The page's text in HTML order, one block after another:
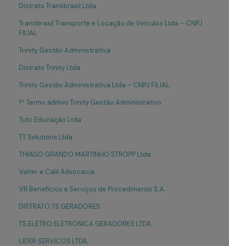
Distrato Transbrasil Ltda
Transbrasil Transporte e Locação de Veiculos Ltda – CNPJ
FILIAL
Trinity Gestão Administrativa
Distrato Trinity Ltda
Trinity Gestão Administrativa Ltda – CNPJ FILIAL
1º Termo aditivo Trinity Gestão Administrativo
Tuto Educação Ltda
TT Solutions Ltda
THIAGO GRANDO MARTINHO STROPP Ltda
Valter e Calil Advocacia
VR Benefícios e Serviços de Procedimento S.A.
DISTRATO TS GERADORES
TS ELETRO ELETRONICA GERADORES LTDA
LIDER SERVICOS LTDA,